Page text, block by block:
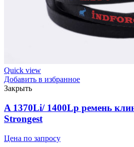
Quick view
Добавить в избранное
Закрыть
A 1370Li/ 1400Lp ремень
Strongest
Цена по запросу